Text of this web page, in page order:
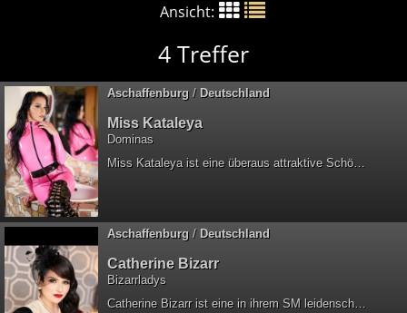
Ansicht:
4 Treffer
Aschaffenburg / Deutschland
Miss Kataleya
Dominas
Miss Kataleya ist eine überaus attraktive Schönheit, die bizarre Dominanz für sich entdeckt hat und seitdem professionell lebt. So einnehmend ihre Optik auch ist, so ist der Eine oder Andere zunächst geneigt, diese Domina zu unterschätzen allein aufgrund ihres jugendlichen Aussehens - sich dessen wohl bewusst, versteht sich Miss Kataleya hervorragend darauf, ihren Sadismus auszuspielen und ihr Gegenüber mittels ausgewiesenen Kompetenzen und purer Leidenschaft nachhaltig eines Besseren zu belehren. Miss Kataleya holt ihren geneigten Gast einfühlend und punktgenau in seinen geheimen Sehnsüchten ab und vollzieht den bizarren Übergang tief hinein in das lüsterne Treiben in aller Nachhaltigkeit - total und absolut. Und selbst besondere Vorlieben sowie bis dato womöglich unausgesprochene Träume können mit Miss Kataleya Realität werden, denn diesen begegnet sie in aller Aufgeschlossenheit und nimmt sie als eigen an, wenn es passt. Beinahe tabulos begeistert sie ihren Besucher auch mit ihrer gastorientierten Einstellung insgesamt, dem eine stets individuelle und extravgante Erziehung der ganz besonderen Art zuteil wird - in eigener Wahrnehmung erfährt dieser die ideale Kombination aus herausragenden Sinneseindrücken sowie authentisch gelebten, kreativ sowie facettenreich ausgestalteten BDSM. Das stilvolle Studio der Miss Kataleya bildet den idealen Rahmen für die perfekte Auszeit von Alltag und Routine. Was wollen Sie mehr? Miss Kataleya - im SM Studio " Kata's Komben " in Eigenbesitz Aschaffenburg / Nähe Frankfurt Tel.: 0176-73507827 Für schriftliche Kontaktaufnahme, die Miss Kataleya persönlich erreicht, nutzen Sie bitte das Kontaktformular auf dieser Seite.
Aschaffenburg / Deutschland
Catherine Bizarr
Bizarrladys
Catherine Bizarr ist eine in ihrem SM leidenschaftliche dominant - bizarre Frau, die in eigenem Studio in Aschaffenburg ihren SM gemeinsam mit dem Gast auslebt. Heute 20 Jahre Erfahrung mit Kernkompetenzen in Sachen weiße Klinik machen Catherine Bizarr für den Patienten, aber auch den Sklaven, Diener, Masochisten und Fetischisten zu einer echten Empfehlung. Das vollausgestattete Klinikum der Catherine Bizarr umfasst auch spezielle Gerätschaften und Mobiliar wie -Perfusoren und Infusomaten -Patientenmonitore -AED-Gerät -Segufix-Ganzkörpersystem -EKG -Axis-Stromgerät -Stylefetish „Boomer“ Damit findet der nach Genesung dürstende Privatpatient seine ganz persönliche Heimat - und der Latex-Fetischist darf sich an einer umfangreichen Ansammlung erstklassiger Outfits für sich selbst erfreuen. Catherine Bizarr wird ihn auf eigene, besondere Art individuell und intensiv an seine Grenzen führen und manchmal auch darüber hinaus. Mit festem Gespür für all die Fantasien und womöglich bis dahin unausgesprochenen Neigungen ihres submissiven Gegenüber wird es ein hohes Maß an Erotik sein, womit diese außergewöhnliche Bizarrlady ihren nach Erlösung gierenden Besucher erfreuen wird - dieser wird Catherine Bizarr in eigener Wahrnehmung umgehend als absolute Ausnahme-Erscheinung lüsterner, ausschweifender Exzesse im SM für sich annehmen. Catherine Bizarr im eigenen SM / Fetisch Studio Adresse auf Anfrage Aschaffenburg - City Tel/App: 0157 - 50730220 Catherine Bizarr bevorzugt erste Anfragen als WhatsApp. Für Kontaktaufnahme via Mail nutzen Sie bitte das Kontaktformular auf dieser Seite.